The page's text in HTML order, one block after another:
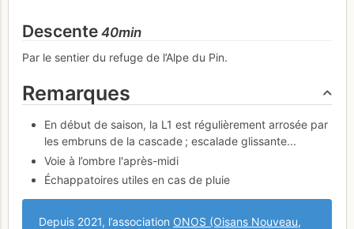
Descente 40min
Par le sentier du refuge de l’Alpe du Pin.
Remarques
En début de saison, la L1 est régulièrement arrosée par
les embruns de la cascade ; escalade glissante...
Voie à l’ombre l'après-midi
Échappatoires utiles en cas de pluie
Depuis 2021, l’association ONOS (Oisans Nouveau,